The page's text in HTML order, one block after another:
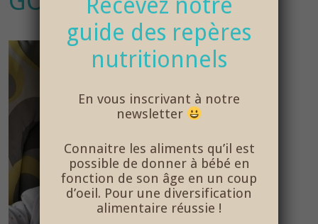
guide des repères
nutritionnels
En vous inscrivant à notre
newsletter
Connaitre les aliments qu’il est
possible de donner à bébé en
fonction de son âge en un coup
d’oeil. Pour une diversification
alimentaire réussie !